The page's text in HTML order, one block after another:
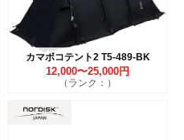
カマボコテント2 T5-489-BK
12,000〜25,000円
（ランク：）